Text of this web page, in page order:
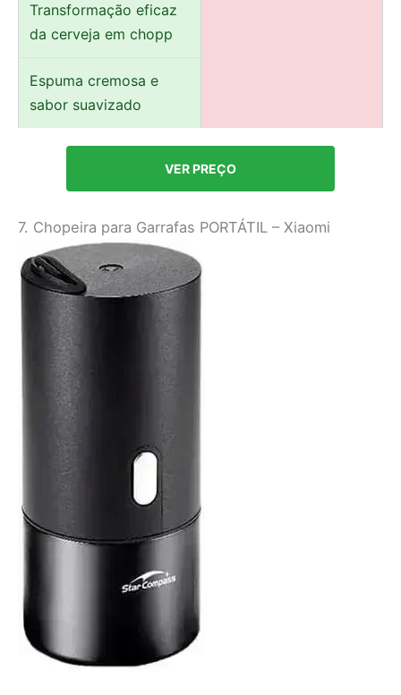
Transformação eficaz
da cerveja em chopp
Espuma cremosa e
sabor suavizado
VER PREÇO
7. Chopeira para Garrafas PORTÁTIL – Xiaomi